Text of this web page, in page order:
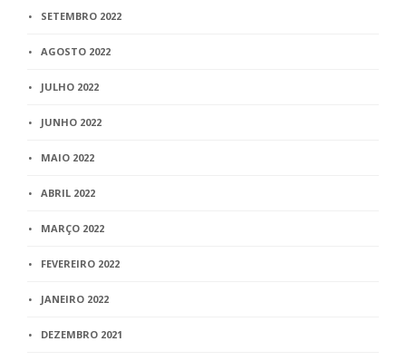
SETEMBRO 2022
AGOSTO 2022
JULHO 2022
JUNHO 2022
MAIO 2022
ABRIL 2022
MARÇO 2022
FEVEREIRO 2022
JANEIRO 2022
DEZEMBRO 2021